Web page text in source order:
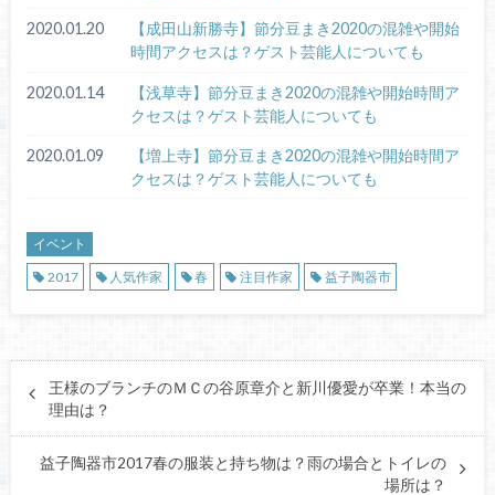
2020.01.20
【成田山新勝寺】節分豆まき2020の混雑や開始
時間アクセスは？ゲスト芸能人についても
2020.01.14
【浅草寺】節分豆まき2020の混雑や開始時間ア
クセスは？ゲスト芸能人についても
2020.01.09
【増上寺】節分豆まき2020の混雑や開始時間ア
クセスは？ゲスト芸能人についても
イベント
2017
人気作家 春 注目作家 益子陶器市
王様のブランチのＭＣの谷原章介と新川優愛が卒業！本当の
理由は？
益子陶器市2017春の服装と持ち物は？雨の場合とトイレの
場所は？